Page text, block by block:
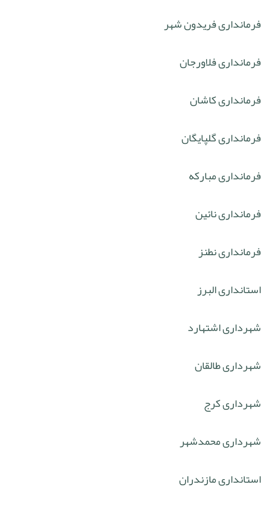
فرمانداری فریدون شهر
فرمانداری فلاورجان
فرمانداری کاشان
فرمانداری گلپایگان
فرمانداری مبارکه
فرمانداری نائین
فرمانداری نطنز
استانداری البرز
شهرداری اشتهارد
شهرداری طالقان
شهرداری کرج
شهرداری محمدشهر
استانداری مازندران